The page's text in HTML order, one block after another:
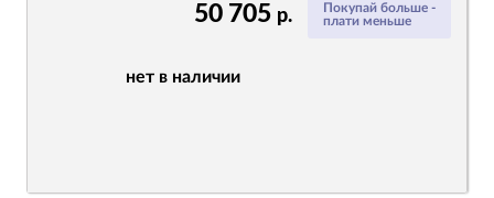
Покупай больше -
плати меньше
50 705 р.
нет в наличии